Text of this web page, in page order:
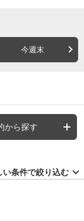
今週末
から探す
い条件で絞り込む